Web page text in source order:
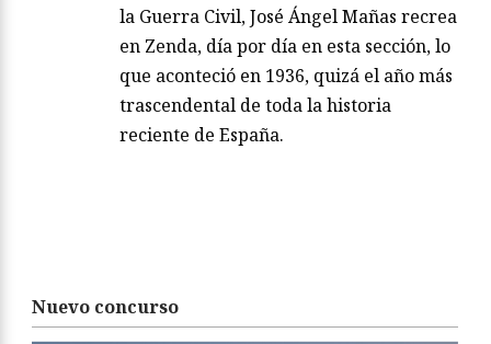
la Guerra Civil, José Ángel Mañas recrea
en Zenda, día por día en esta sección, lo
que aconteció en 1936, quizá el año más
trascendental de toda la historia
reciente de España.
Nuevo concurso